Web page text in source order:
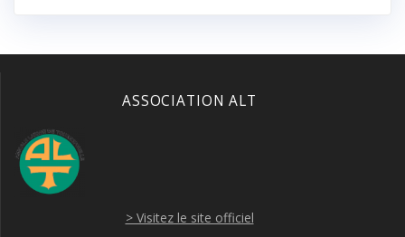
ASSOCIATION ALT
> Visitez le site officiel